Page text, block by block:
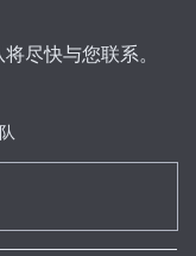
尽快与您联系。